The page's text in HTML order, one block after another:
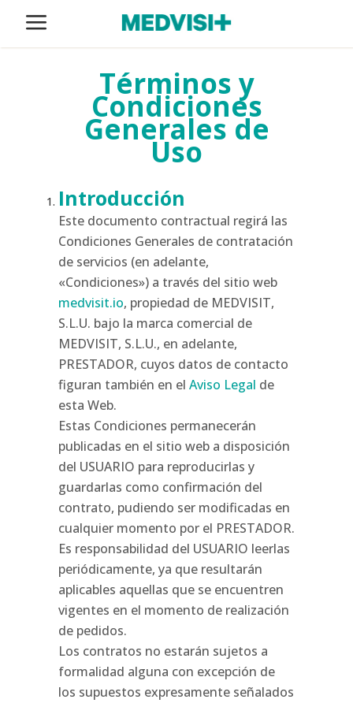
Términos y
Condiciones
Generales de
Uso
Introducción
Este documento contractual regirá las
Condiciones Generales de contratación
de servicios (en adelante,
«Condiciones») a través del sitio web
medvisit.io, propiedad de MEDVISIT,
S.L.U. bajo la marca comercial de
MEDVISIT, S.L.U., en adelante,
PRESTADOR, cuyos datos de contacto
figuran también en el Aviso Legal de
esta Web.
Estas Condiciones permanecerán
publicadas en el sitio web a disposición
del USUARIO para reproducirlas y
guardarlas como confirmación del
contrato, pudiendo ser modificadas en
cualquier momento por el PRESTADOR.
Es responsabilidad del USUARIO leerlas
periódicamente, ya que resultarán
aplicables aquellas que se encuentren
vigentes en el momento de realización
de pedidos.
Los contratos no estarán sujetos a
formalidad alguna con excepción de
los supuestos expresamente señalados